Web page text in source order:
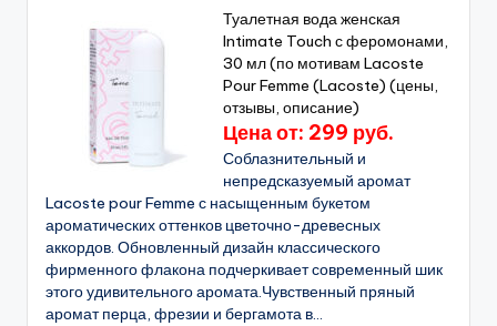
Туалетная вода женская
Intimate Touch с феромонами,
30 мл (по мотивам Lacoste
Pour Femme (Lacoste) (цены,
отзывы, описание)
Цена от: 299 руб.
Соблазнительный и
непредсказуемый аромат
Lacoste pour Femme с насыщенным букетом
ароматических оттенков цветочно-древесных
аккордов. Обновленный дизайн классического
фирменного флакона подчеркивает современный шик
этого удивительного аромата.Чувственный пряный
аромат перца, фрезии и бергамота в...